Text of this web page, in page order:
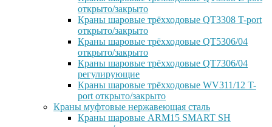
открыто/закрыто
Краны шаровые трёхходовые QT3308 T-port
открыто/закрыто
Краны шаровые трёхходовые QT5306/04
открыто/закрыто
Краны шаровые трёхходовые QT7306/04
регулирующие
Краны шаровые трёхходовые WV311/12 T-
port открыто/закрыто
Краны муфтовые нержавеющая сталь
Краны шаровые ARM15 SMART SH